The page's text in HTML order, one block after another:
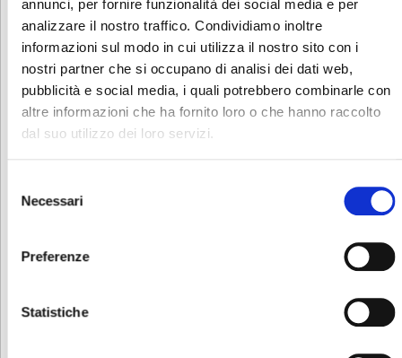
annunci, per fornire funzionalità dei social media e per
analizzare il nostro traffico. Condividiamo inoltre
informazioni sul modo in cui utilizza il nostro sito con i
nostri partner che si occupano di analisi dei dati web,
pubblicità e social media, i quali potrebbero combinarle con
altre informazioni che ha fornito loro o che hanno raccolto
dal suo utilizzo dei loro servizi.
delNecessari
Preferenze
Statistiche
AMT
Lucidatrice a diamante
per acrilico
BOX
Lucidatrice a diamante
da tavolo per
metacrilato
tavolo per acrilico